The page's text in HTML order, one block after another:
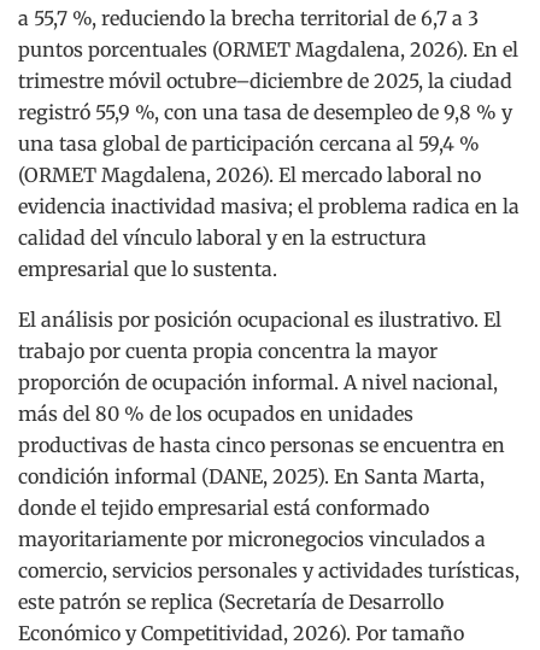
a 55,7 %, reduciendo la brecha territorial de 6,7 a 3
puntos porcentuales (ORMET Magdalena, 2026). En el
trimestre móvil octubre–diciembre de 2025, la ciudad
registró 55,9 %, con una tasa de desempleo de 9,8 % y
una tasa global de participación cercana al 59,4 %
(ORMET Magdalena, 2026). El mercado laboral no
evidencia inactividad masiva; el problema radica en la
calidad del vínculo laboral y en la estructura
empresarial que lo sustenta.
El análisis por posición ocupacional es ilustrativo. El
trabajo por cuenta propia concentra la mayor
proporción de ocupación informal. A nivel nacional,
más del 80 % de los ocupados en unidades
productivas de hasta cinco personas se encuentra en
condición informal (DANE, 2025). En Santa Marta,
donde el tejido empresarial está conformado
mayoritariamente por micronegocios vinculados a
comercio, servicios personales y actividades turísticas,
este patrón se replica (Secretaría de Desarrollo
Económico y Competitividad, 2026). Por tamaño